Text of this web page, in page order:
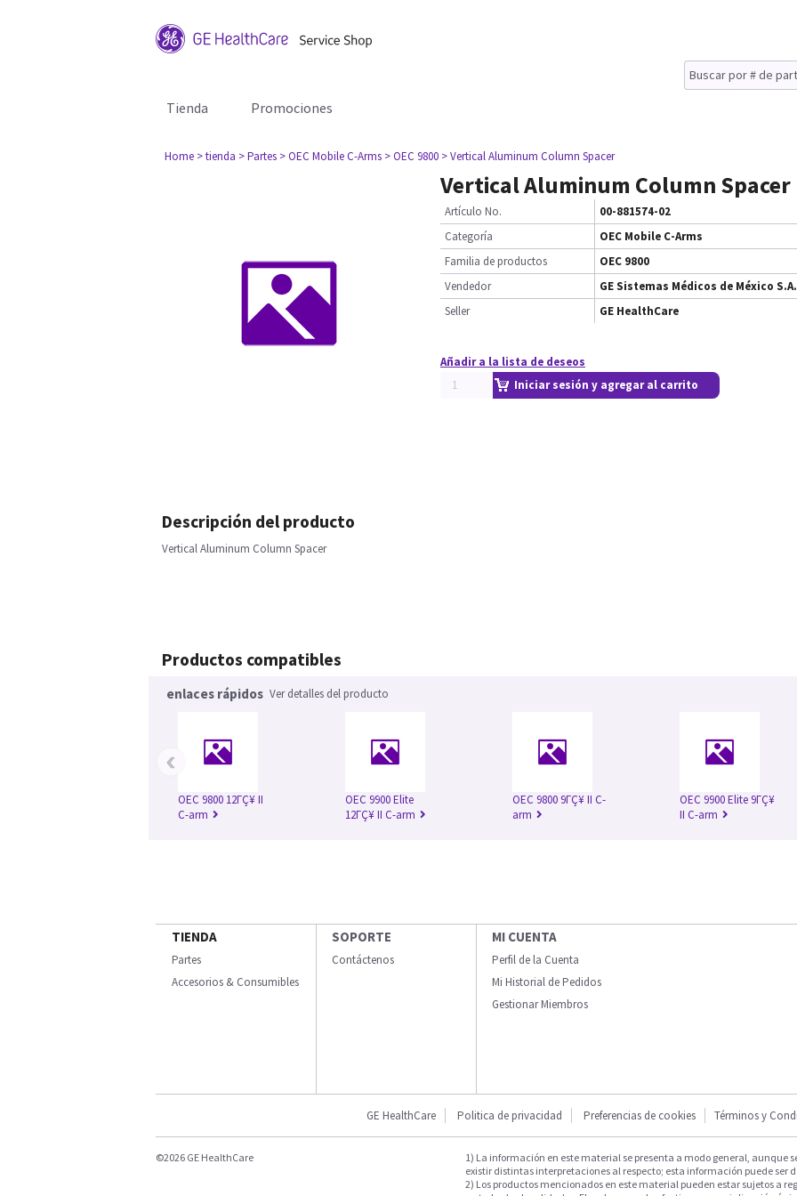
Tienda Promociones
Home > tienda > Partes > OEC Mobile C-Arms > OEC 9800 > Vertical Aluminum Column Spacer
Vertical Aluminum Column Spacer
Artículo No.
00-881574-02
Categoría
OEC Mobile C-Arms
Familia de productos
OEC 9800
Vendedor
GE Sistemas Médicos de México S.A.
Seller
GE HealthCare
Añadir a la lista de deseos
Iniciar sesión y agregar al carrito
Descripción del producto
Vertical Aluminum Column Spacer
Productos compatibles
enlaces rápidos Ver detalles del producto
OEC 9800 12ΓÇ¥ II
C-arm
OEC 9900 Elite
12ΓÇ¥ II C-arm
OEC 9800 9ΓÇ¥ II C-
arm
OEC 9900 Elite 9ΓÇ¥
II C-arm
‹
TIENDA
Partes
Accesorios & Consumibles
SOPORTE
Contáctenos
MI CUENTA
Perfil de la Cuenta
Mi Historial de Pedidos
Gestionar Miembros
GE HealthCare Politica de privacidad Preferencias de cookies Términos y
©2026 GE HealthCare
1) La información en este material se presenta a modo general, aunque
existir distintas interpretaciones al respecto; esta información puede ser
2) Los productos mencionados en este material pueden estar sujetos a